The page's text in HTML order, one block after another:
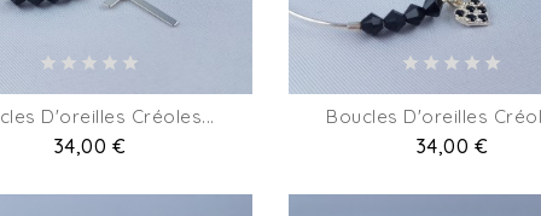
D'oreilles Créoles...
Prix
34,00 €
Boucles D'oreilles
Prix
34,00 €